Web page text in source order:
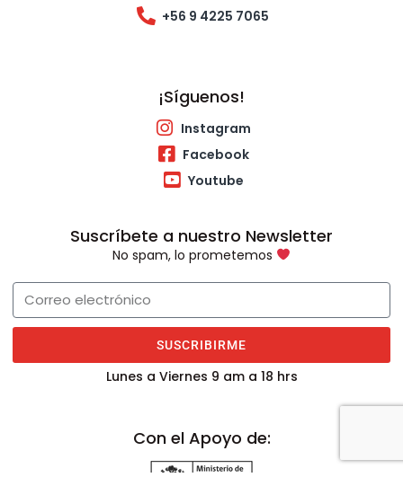
+56 9 4225 7065
¡Síguenos!
Instagram
Facebook
Youtube
Suscríbete a nuestro Newsletter
No spam, lo prometemos
SUSCRIBIRME
Lunes a Viernes 9 am a 18 hrs
Con el Apoyo de: